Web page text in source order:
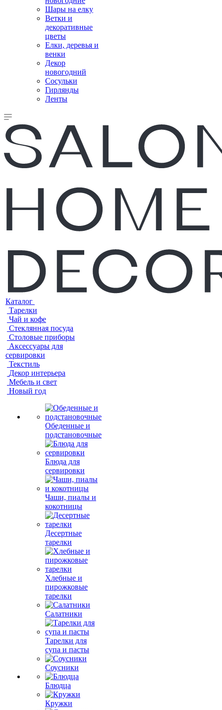
Шары на елку
Ветки и
декоративные
цветы
Елки, деревья и
венки
Декор
новогодний
Сосульки
Гирлянды
Ленты
Каталог
Тарелки
Чай и кофе
Стеклянная посуда
Столовые приборы
Аксессуары для
сервировки
Текстиль
Декор интерьера
Мебель и свет
Новый год
Обеденные и
подстановочные
Блюда для
сервировки
Чаши, пиалы и
кокотницы
Десертные
тарелки
Хлебные и
пирожковые
тарелки
Салатники
Тарелки для
супа и пасты
Соусники
Блюдца
Кружки